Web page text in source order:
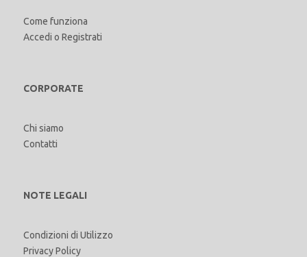
Come funziona
Accedi o Registrati
CORPORATE
Chi siamo
Contatti
NOTE LEGALI
Condizioni di Utilizzo
Privacy Policy